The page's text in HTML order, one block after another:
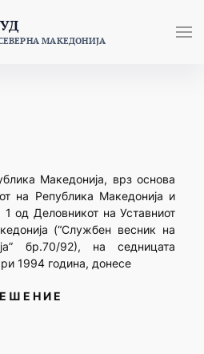
МАКЕДОНИЈА
Македонија, врз основа
на Република Македонија и
1 од Деловникот на Уставниот
(“Службен весник на
бр.70/92), на седницата
1994 година, донесе
Ш Е Н И Е